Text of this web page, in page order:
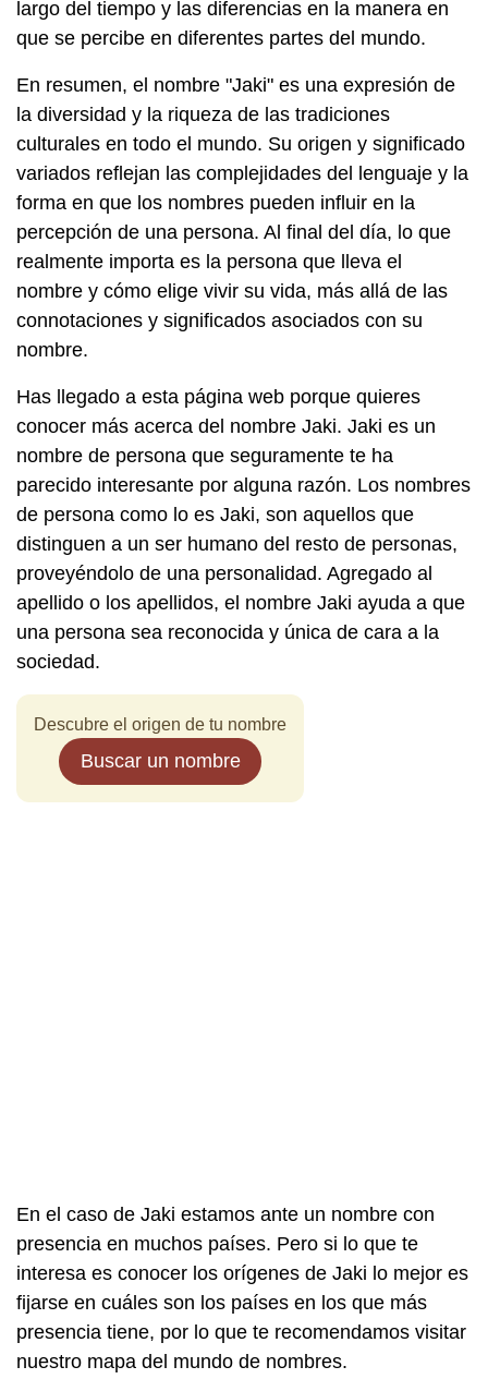
largo del tiempo y las diferencias en la manera en
que se percibe en diferentes partes del mundo.
En resumen, el nombre "Jaki" es una expresión de
la diversidad y la riqueza de las tradiciones
culturales en todo el mundo. Su origen y significado
variados reflejan las complejidades del lenguaje y la
forma en que los nombres pueden influir en la
percepción de una persona. Al final del día, lo que
realmente importa es la persona que lleva el
nombre y cómo elige vivir su vida, más allá de las
connotaciones y significados asociados con su
nombre.
Has llegado a esta página web porque quieres
conocer más acerca del nombre Jaki. Jaki es un
nombre de persona que seguramente te ha
parecido interesante por alguna razón. Los nombres
de persona como lo es Jaki, son aquellos que
distinguen a un ser humano del resto de personas,
proveyéndolo de una personalidad. Agregado al
apellido o los apellidos, el nombre Jaki ayuda a que
una persona sea reconocida y única de cara a la
sociedad.
Descubre el origen de tu nombre
Buscar un nombre
En el caso de Jaki estamos ante un nombre con
presencia en muchos países. Pero si lo que te
interesa es conocer los orígenes de Jaki lo mejor es
fijarse en cuáles son los países en los que más
presencia tiene, por lo que te recomendamos visitar
nuestro mapa del mundo de nombres.